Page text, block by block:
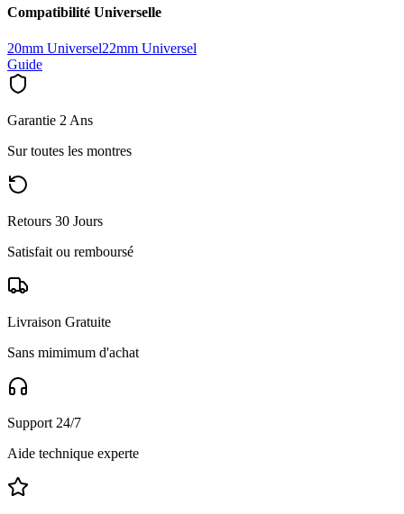
Compatibilité Universelle
20mm Universel22mm Universel
Guide
Garantie 2 Ans
Sur toutes les montres
Retours 30 Jours
Satisfait ou remboursé
Livraison Gratuite
Sans mimimum d'achat
Support 24/7
Aide technique experte